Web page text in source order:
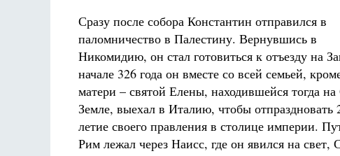
Сразу после собора Константин отправился в
паломничество в Палестину. Вернувшись в
Никомидию, он стал готовиться к отъезду на
начале 326 года он вместе со всей семьей,
матери – святой Елены, находившейся тогда
Земле, выехал в Италию, чтобы отпраздновать
летие своего правления в столице империи.
Рим лежал через Наисс, где он явился на